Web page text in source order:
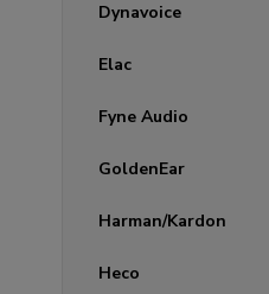
Dynavoice
Elac
Fyne Audio
GoldenEar
Harman/Kardon
Heco